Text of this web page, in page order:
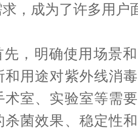
，成为了许多用户
明确使用场景和
和用途对紫外线消
术室、实验室等需
杀菌效果、稳定性